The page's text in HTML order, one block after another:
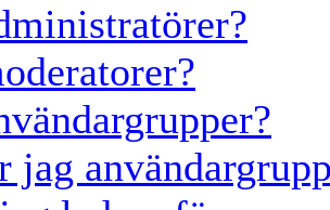
jag